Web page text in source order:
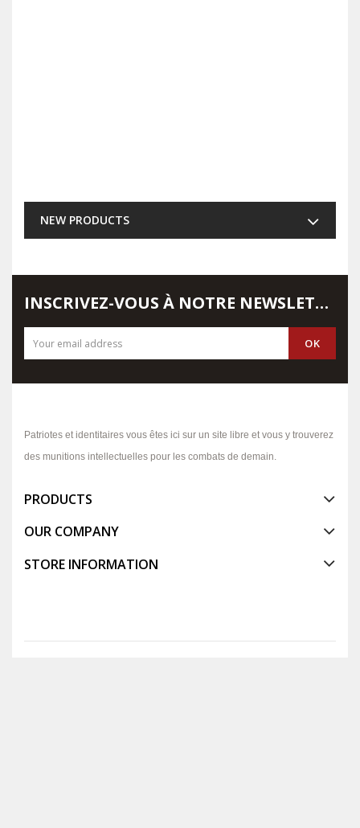
NEW PRODUCTS
INSCRIVEZ-VOUS À NOTRE NEWSLETTER
Patriotes et identitaires vous êtes ici sur un site libre et vous y trouverez
des munitions intellectuelles pour les combats de demain.
PRODUCTS
OUR COMPANY
STORE INFORMATION